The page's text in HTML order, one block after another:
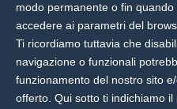
modo permanente o fin
accedere ai parametri del
Ti ricordiamo tuttavia che
navigazione o funzionali
funzionamento del nostro sito
offerto. Qui sotto ti indichiamo